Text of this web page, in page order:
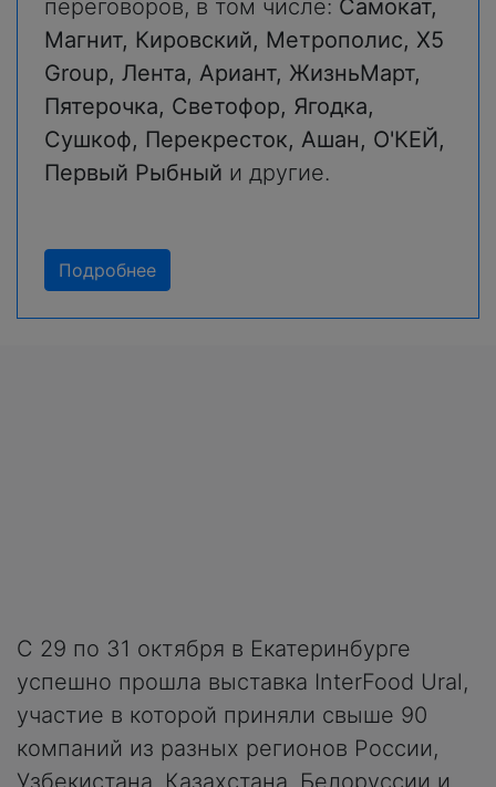
переговоров, в том числе: Самокат,
Магнит, Кировский, Метрополис, X5
Group, Лента, Ариант, ЖизньМарт,
Пятерочка, Светофор, Ягодка,
Сушкоф, Перекресток, Ашан, О'КЕЙ,
Первый Рыбный и другие.
Подробнее
С 29 по 31 октября в Екатеринбурге
успешно прошла выставка InterFood Ural,
участие в которой приняли свыше 90
компаний из разных регионов России,
Узбекистана, Казахстана, Белоруссии и